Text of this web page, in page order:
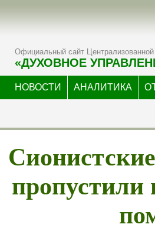
Официальный сайт Централизованной
«ДУХОВНОЕ
НОВОСТИ АНАЛИТИКА